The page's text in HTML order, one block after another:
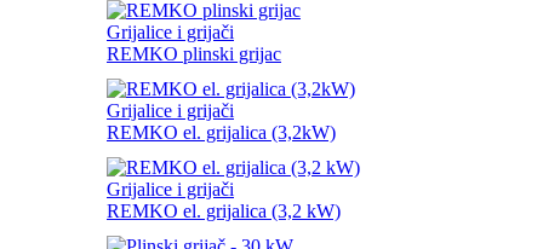
Grijalice i grijači
REMKO plinski grijac
Grijalice i grijači
REMKO el. grijalica (3,2kW)
Grijalice i grijači
REMKO el. grijalica (3,2 kW)